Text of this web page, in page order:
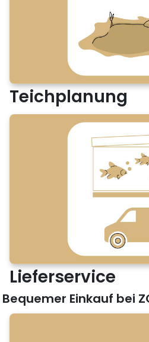
Teichplanung
Lieferservice
Bequemer Einkauf bei